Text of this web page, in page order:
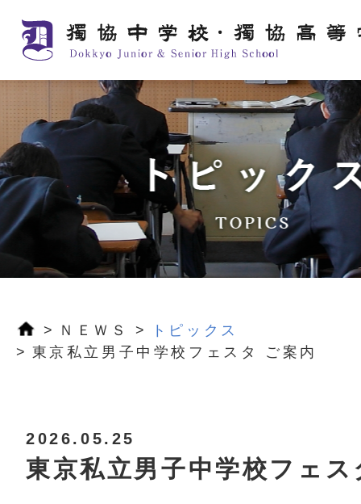
ＮＥＷＳ
トピックス
東京私立男子中学校フェスタ ご案内
2026.05.25
東京私立男子中学校フェ